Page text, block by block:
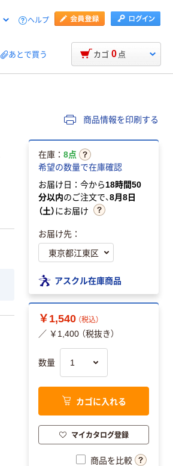
ヘルプ
あとで買う カゴ 0 点
商品情報を印刷する
在庫： 8点
希望の数量で在庫確認
お届け日：今から18時間50
分以内のご注文で、8月8日
（土）にお届け
お届け先：
アスクル在庫商品
￥1,540 （税込）
／ ￥1,400 （税抜き）
数量
カゴに入れる
マイカタログ登録
商品を比較